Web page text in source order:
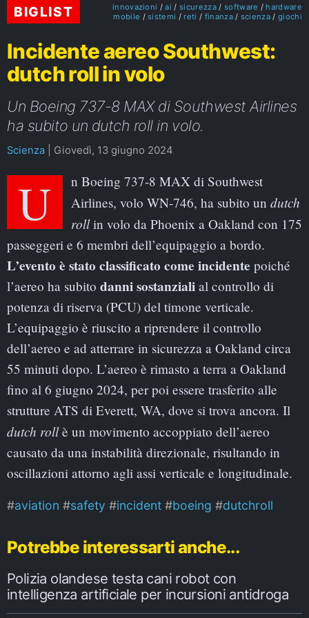
BIGLIST innovazioni ai sicurezza software
hardware
mobile
sistemi reti finanza scienza giochi
Incidente aereo Southwest:
dutch roll in volo
Un Boeing 737-8 MAX di Southwest Airlines
ha subito un dutch roll in volo.
Scienza Giovedì, 13 giugno 2024
Un Boeing 737-8 MAX di Southwest Airlines, volo WN-746, ha subito un dutch
rollin volo da Phoenix a Oakland con 175
passeggeri e 6 membri dell’equipaggio a bordo.
L’evento è stato classificato come incidente poiché
l’aereo ha subito danni sostanziali al controllo di
potenza di riserva (PCU) del timone verticale.
L’equipaggio è riuscito a riprendere il controllo
dell’aereo e ad atterrare in sicurezza a Oakland circa
55 minuti dopo. L’aereo è rimasto a terra a Oakland
fino al 6 giugno 2024, per poi essere trasferito alle
strutture ATS di Everett, WA, dove si trova ancora. Il
dutch rollè un movimento accoppiato dell’aereo
causato da una instabilità direzionale, risultando in
oscillazioni attorno agli assi verticale e longitudinale.
aviation safety incident boeing dutchroll
Potrebbe interessarti anche...
Polizia olandese testa cani robot con
intelligenza artificiale per incursioni antidroga